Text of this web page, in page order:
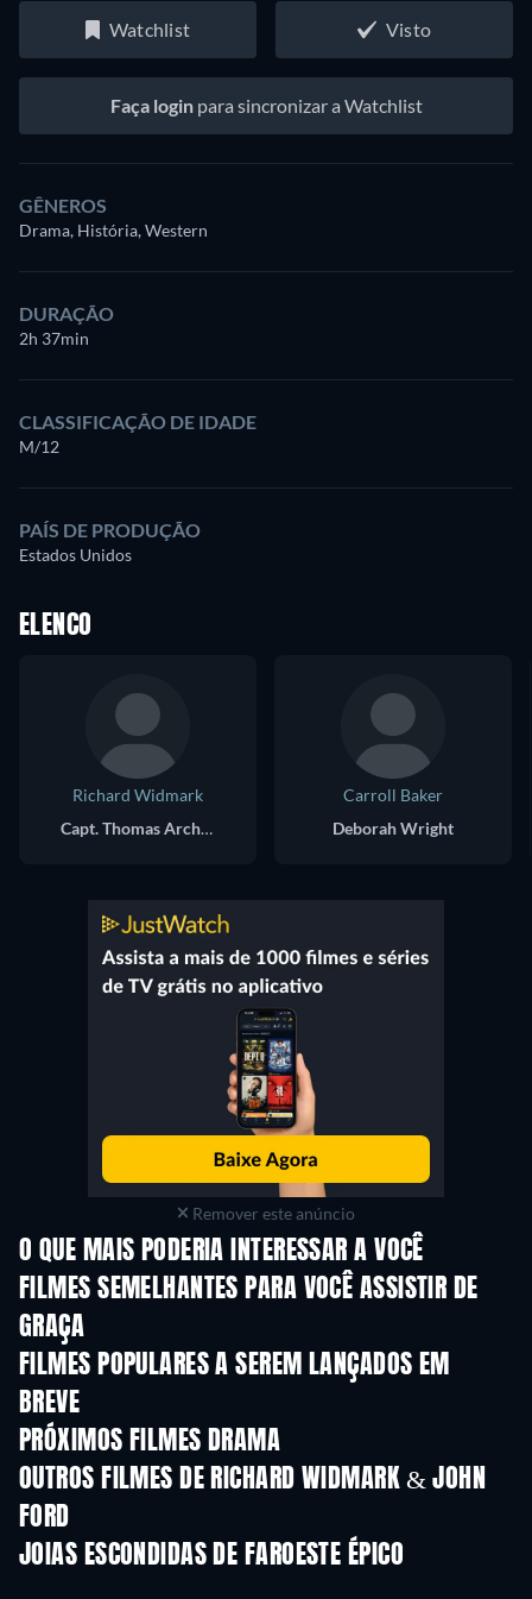
Watchlist Visto
Faça loginpara sincronizar a Watchlist
GÊNEROS
Drama, História, Western
DURAÇÃO
2h 37min
CLASSIFICAÇÃO DE IDADE
M/12
PAÍS DE PRODUÇÃO
Estados Unidos
ELENCO
Richard Widmark
Capt. Thomas Archer
Carroll Baker
Deborah Wright
Remover este anúncio
O QUE MAIS PODERIA INTERESSAR A VOCÊ
FILMES SEMELHANTES PARA VOCÊ ASSISTIR DE
GRAÇA
FILMES POPULARES A SEREM LANÇADOS EM
BREVE
PRÓXIMOS FILMES DRAMA
OUTROS FILMES DE RICHARD WIDMARK & JOHN
FORD
JOIAS ESCONDIDAS DE FAROESTE ÉPICO